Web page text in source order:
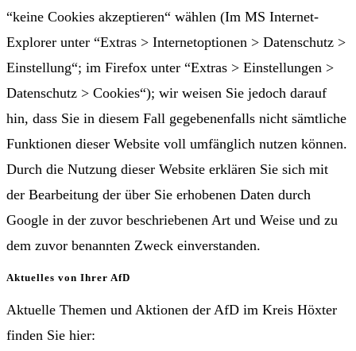
“keine Cookies akzeptieren“ wählen (Im MS Internet-
Explorer unter “Extras > Internetoptionen > Datenschutz >
Einstellung“; im Firefox unter “Extras > Einstellungen >
Datenschutz > Cookies“); wir weisen Sie jedoch darauf
hin, dass Sie in diesem Fall gegebenenfalls nicht sämtliche
Funktionen dieser Website voll umfänglich nutzen können.
Durch die Nutzung dieser Website erklären Sie sich mit
der Bearbeitung der über Sie erhobenen Daten durch
Google in der zuvor beschriebenen Art und Weise und zu
dem zuvor benannten Zweck einverstanden.
Aktuelles von Ihrer AfD
Aktuelle Themen und Aktionen der AfD im Kreis Höxter
finden Sie hier: